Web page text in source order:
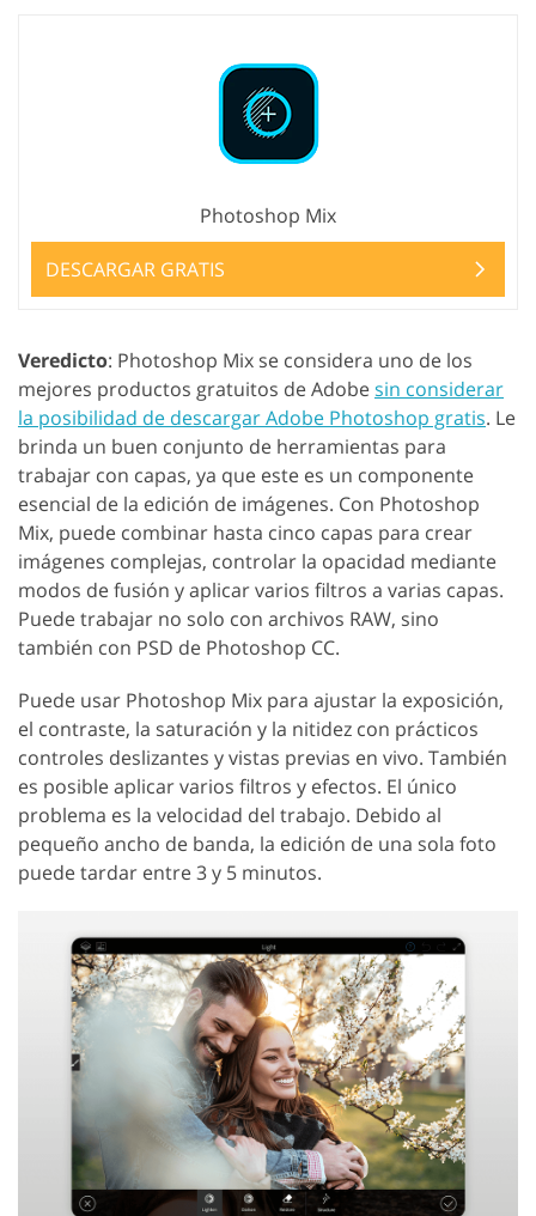
Photoshop Mix
DESCARGAR GRATIS
Veredicto: Photoshop Mix se considera uno de los
mejores productos gratuitos de Adobesin considerar
la posibilidad de descargar Adobe Photoshop gratis. Le
brinda un buen conjunto de herramientas para
trabajar con capas, ya que este es un componente
esencial de la edición de imágenes. Con Photoshop
Mix, puede combinar hasta cinco capas para crear
imágenes complejas, controlar la opacidad mediante
modos de fusión y aplicar varios filtros a varias capas.
Puede trabajar no solo con archivos RAW, sino
también con PSD de Photoshop CC.
Puede usar Photoshop Mix para ajustar la exposición,
el contraste, la saturación y la nitidez con prácticos
controles deslizantes y vistas previas en vivo. También
es posible aplicar varios filtros y efectos. El único
problema es la velocidad del trabajo. Debido al
pequeño ancho de banda, la edición de una sola foto
puede tardar entre 3 y 5 minutos.